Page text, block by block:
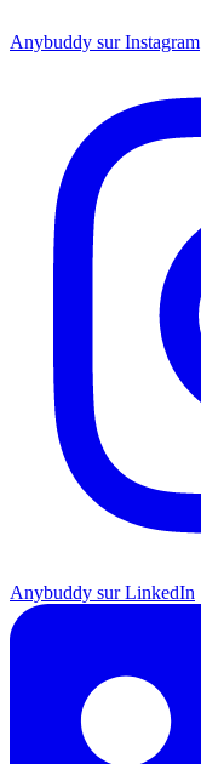
Anybuddy sur Instagram
Anybuddy sur LinkedIn